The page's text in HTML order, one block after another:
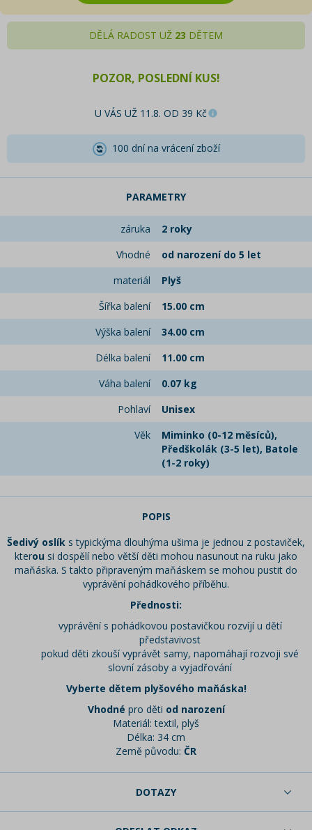
DĚLÁ RADOST UŽ 23 DĚTEM
POZOR, POSLEDNÍ KUS!
U VÁS UŽ 11.8. OD 39 Kč
100 dní na vrácení zboží
PARAMETRY
záruka
2 roky
Vhodné
od narození do 5 let
materiál
Plyš
Šířka balení
15.00 cm
Výška balení
34.00 cm
Délka balení
11.00 cm
Váha balení
0.07 kg
Pohlaví
Unisex
Věk
Miminko (0-12 měsíců),
Předškolák (3-5 let), Batole
(1-2 roky)
POPIS
Šedivý oslík s typickýma dlouhýma ušima je jednou z postaviček,
kterou si dospělí nebo větší děti mohou nasunout na ruku jako
maňáska. S takto připraveným maňáskem se mohou pustit do
vyprávění pohádkového příběhu.
Přednosti:
vyprávění s pohádkovou postavičkou rozvíjí u dětí
představivost
pokud děti zkouší vyprávět samy, napomáhají rozvoji své
slovní zásoby a vyjadřování
Vyberte dětem plyšového maňáska!
Vhodné pro děti od narození
Materiál: textil, plyš
Délka: 34 cm
Země původu: ČR
DOTAZY